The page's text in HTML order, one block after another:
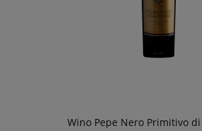
Wino Pepe Nero Primitivo